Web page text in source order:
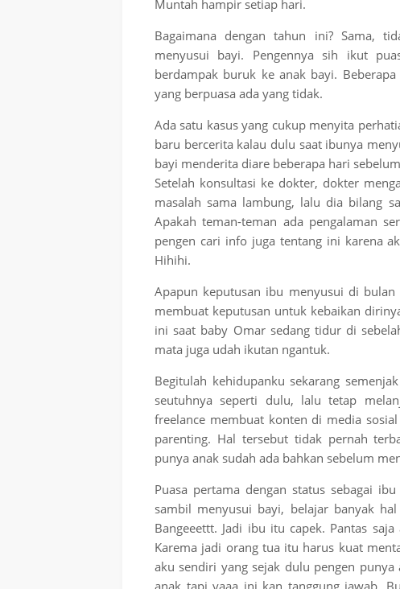
Muntah hampir setiap hari.
Bagaimana dengan tahun ini? Sama,
menyusui bayi. Pengennya sih ikut
berdampak buruk ke anak bayi.
yang berpuasa ada yang tidak.
Ada satu kasus yang cukup menyita
baru bercerita kalau dulu saat ibunya
bayi menderita diare beberapa hari
Setelah konsultasi ke dokter, dokter
masalah sama lambung, lalu dia bilang
Apakah teman-teman ada pengalaman
pengen cari info juga tentang ini karena
Hihihi.
Apapun keputusan ibu menyusui di
membuat keputusan untuk kebaikan
ini saat baby Omar sedang tidur di
mata juga udah ikutan ngantuk.
Begitulah kehidupanku sekarang
seutuhnya seperti dulu, lalu tetap
freelance membuat konten di media
parenting. Hal tersebut tidak pernah
punya anak sudah ada bahkan sebelum
Puasa pertama dengan status sebagai
sambil menyusui bayi, belajar banyak
Bangeeettt. Jadi ibu itu capek. Pantas
Karema jadi orang tua itu harus kuat
aku sendiri yang sejak dulu pengen
anak tapi yaaa ini kan tanggung jawab.